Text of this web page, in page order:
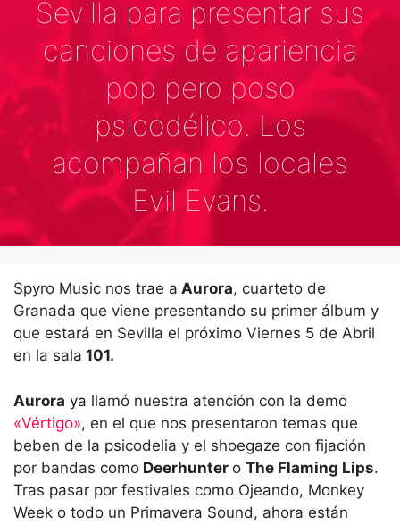
Sevilla para presentar sus
canciones de apariencia
pop pero poso
psicodélico. Los
acompañan los locales
Evil Evans.
Spyro Music nos trae a Aurora, cuarteto de
Granada que viene presentando su primer álbum y
que estará en Sevilla el próximo Viernes 5 de Abril
en la sala 101.
Aurora ya llamó nuestra atención con la demo
«Vértigo», en el que nos presentaron temas que
beben de la psicodelia y el shoegaze con fijación
por bandas como Deerhunter o The Flaming Lips.
Tras pasar por festivales como Ojeando, Monkey
Week o todo un Primavera Sound, ahora están